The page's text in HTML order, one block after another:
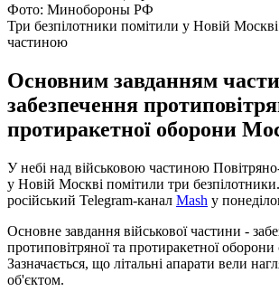
Фото: Минобороны РФ
Три безпілотники помітили у Новій
частиною
Основним завданням
забезпечення
протиракетної оборони
У небі над військовою частиною
у Новій Москві помітили три
російський Telegram-канал Mash у
Основне завдання військової частини -
протиповітряної та протиракетної
Зазначається, що літальні апарати вели
об'єктом.